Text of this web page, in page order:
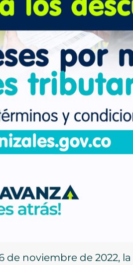
de noviembre de 2022,